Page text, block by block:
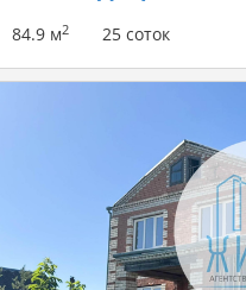
84.9 м2 25 соток